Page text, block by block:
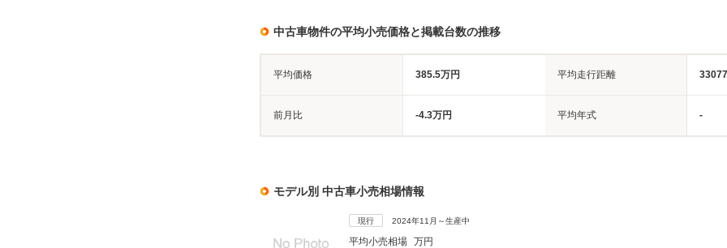
中古車物件の平均小売価格と掲載台数の推移
平均価格 385.5万円 平均走行距離
前月比 -4.3万円 平均年式 -
モデル別 中古車小売相場情報
現行 2024年11月～生産中
平均小売相場 万円